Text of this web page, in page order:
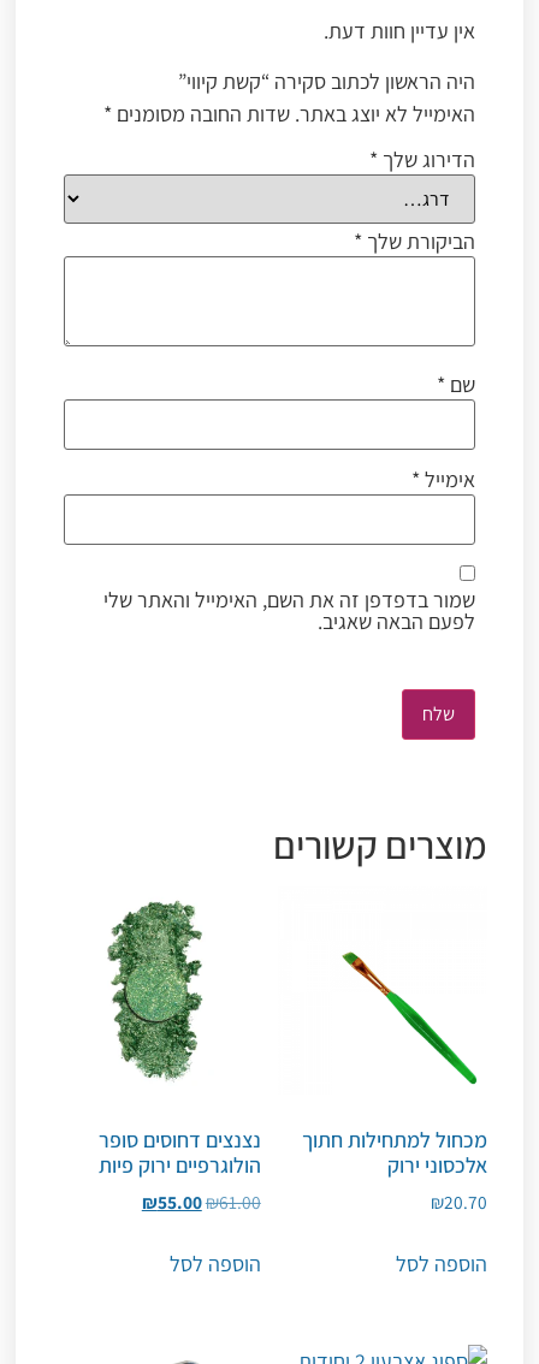
אין עדיין חוות דעת.
היה הראשון לכתוב סקירה “קשת קיווי”
האימייל לא יוצג באתר. שדות החובה מסומנים *
הדירוג שלך *
הביקורת שלך *
שם *
אימייל*
שמור בדפדפן זה את השם, האימייל והאתר שלי
לפעם הבאה שאגיב.
מוצרים קשורים
מכחול למתחילות חתוך
אלכסוני ירוק
₪20.70
הוספה לסל
נצנצים דחוסים סופר
הולוגרפיים ירוק פיות
₪61.00
₪55.00
הוספה לסל